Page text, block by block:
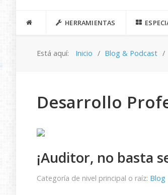
HERRAMIENTAS
Está aquí: Inicio Blog & Podcast
Desarrollo
¡Auditor, no basta
Categoría de nivel principal o raíz: Blog